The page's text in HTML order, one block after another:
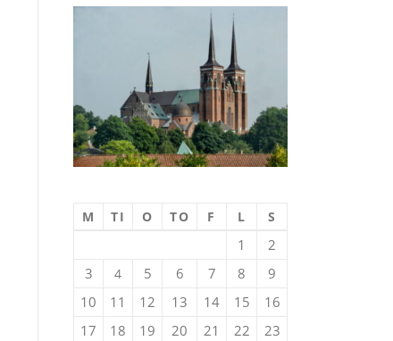
M TI O TO F L S
1
2
3
4 5 6 7 8
9
10
11 12 13 14 15
16
17
18 19 20 21 22
23